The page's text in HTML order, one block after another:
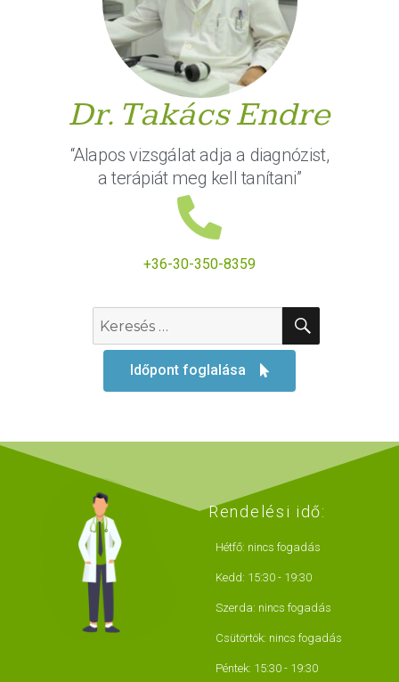
Dr. Takács Endre
“Alapos vizsgálat adja a diagnózist,
a terápiát meg kell tanítani”
+36-30-350-8359
Időpont foglalása
Rendelési idő:
Hétfő: nincs fogadás
Kedd: 15:30 - 19:30
Szerda: nincs fogadás
Csütörtök: nincs fogadás
Péntek: 15:30 - 19:30